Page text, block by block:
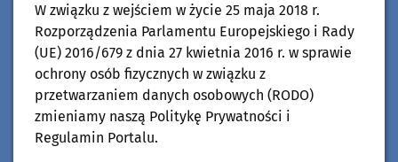
Słuchaj w:
MIASTKU NA87,8 FM
STAROGARDZIE GDAŃSKIM NA90,9 FM
KOŚCIERZYNIE NA91,7 FM
SĘPÓLNIE KRAJEŃSKIM NA92,6 FM
W związku z wejściem w życie 25 maja 2018 r.
Rozporządzenia Parlamentu Europejskiego i Rady
(UE) 2016/679 z dnia 27 kwietnia 2016 r. w sprawie
ochrony osób fizycznych w związku z
przetwarzaniem danych osobowych (RODO)
zmieniamy naszą Politykę Prywatności i
Regulamin Portalu.